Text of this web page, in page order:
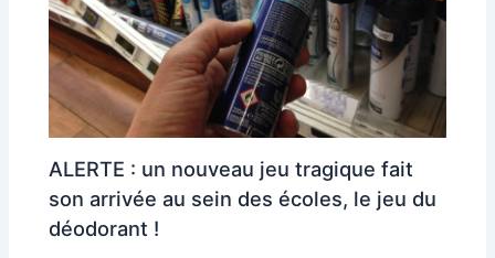
ALERTE : un nouveau jeu tragique fait
son arrivée au sein des écoles, le jeu du
déodorant !